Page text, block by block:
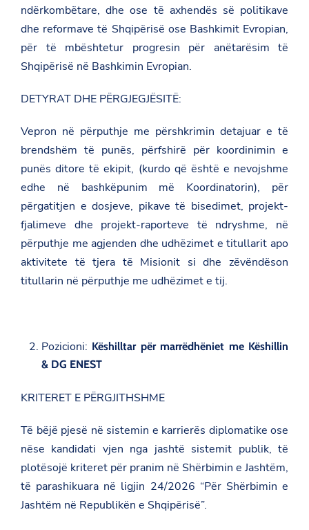
ndërkombëtare, dhe ose të axhendës së politikave
dhe reformave të Shqipërisë ose Bashkimit Evropian,
për të mbështetur progresin për anëtarësim të
Shqipërisë në Bashkimin Evropian.
DETYRAT DHE PËRGJEGJËSITË:
Vepron në përputhje me përshkrimin detajuar e të
brendshëm të punës, përfshirë për koordinimin e
punës ditore të ekipit, (kurdo që është e nevojshme
edhe në bashkëpunim më Koordinatorin), për
përgatitjen e dosjeve, pikave të bisedimet, projekt-
fjalimeve dhe projekt-raporteve të ndryshme, në
përputhje me agjenden dhe udhëzimet e titullarit apo
aktivitete të tjera të Misionit si dhe zëvëndëson
titullarin në përputhje me udhëzimet e tij.
Pozicioni: Këshilltar për marrëdhëniet me Këshillin
& DG ENEST
KRITERET E PËRGJITHSHME
Të bëjë pjesë në sistemin e karrierës diplomatike ose
nëse kandidati vjen nga jashtë sistemit publik, të
plotësojë kriteret për pranim në Shërbimin e Jashtëm,
të parashikuara në ligjin 24/2026 “Për Shërbimin e
Jashtëm në Republikën e Shqipërisë”.